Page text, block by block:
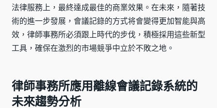
法律服務上，最終達成最佳的商業效果。在未來，隨著技
術的進一步發展，會議記錄的方式将會變得更加智能與高
效，律師事務所必須跟上時代的步伐，積極採用這些新型
工具，確保在激烈的市場競爭中立於不敗之地。
律師事務所應用離線會議記錄系統的
未來趨勢分析